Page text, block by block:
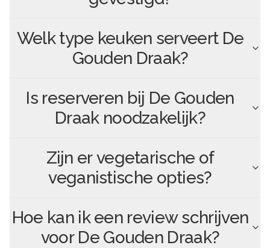
Welk type keuken serveert De
Gouden Draak?
Is reserveren bij De Gouden
Draaknoodzakelijk?
Zijn er vegetarische of
veganistische opties?
Hoe kan ik een review schrijven
voor De Gouden Draak?